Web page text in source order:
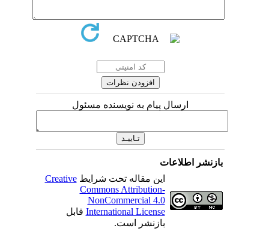
ارسال پیام به نویسنده مسئول
بازنشر اطلاعات
این مقاله تحت شرایطCreative
Commons Attribution-
NonCommercial 4.0
International Licenseقابل
بازنشر است.